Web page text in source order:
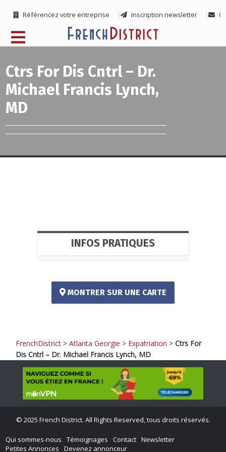
Référencez votre entreprise Inscription newsletter
Ctrs For Dis Cntrl – Dr.
Michael Francis Lynch,
MD
INFOS PRATIQUES
MONTRER SUR UNE CARTE
FrenchDistrict >Atlanta Georgie > Expatriation >Ctrs For
Dis Cntrl – Dr. Michael Francis Lynch, MD
© 2025 French District. All Rights Reserved, tous droits réservés.
Qui sommes-nous Témoignages Contact Newsletter
Petites Annonces
Devenez annonceur